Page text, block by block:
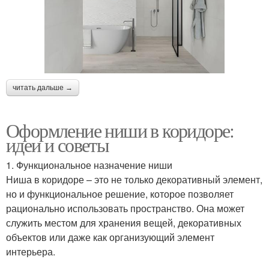
читать дальше →
Оформление ниши в коридоре:
идеи и советы
1. Функциональное назначение ниши
Ниша в коридоре – это не только декоративный элемент,
но и функциональное решение, которое позволяет
рационально использовать пространство. Она может
служить местом для хранения вещей, декоративных
объектов или даже как организующий элемент
интерьера.